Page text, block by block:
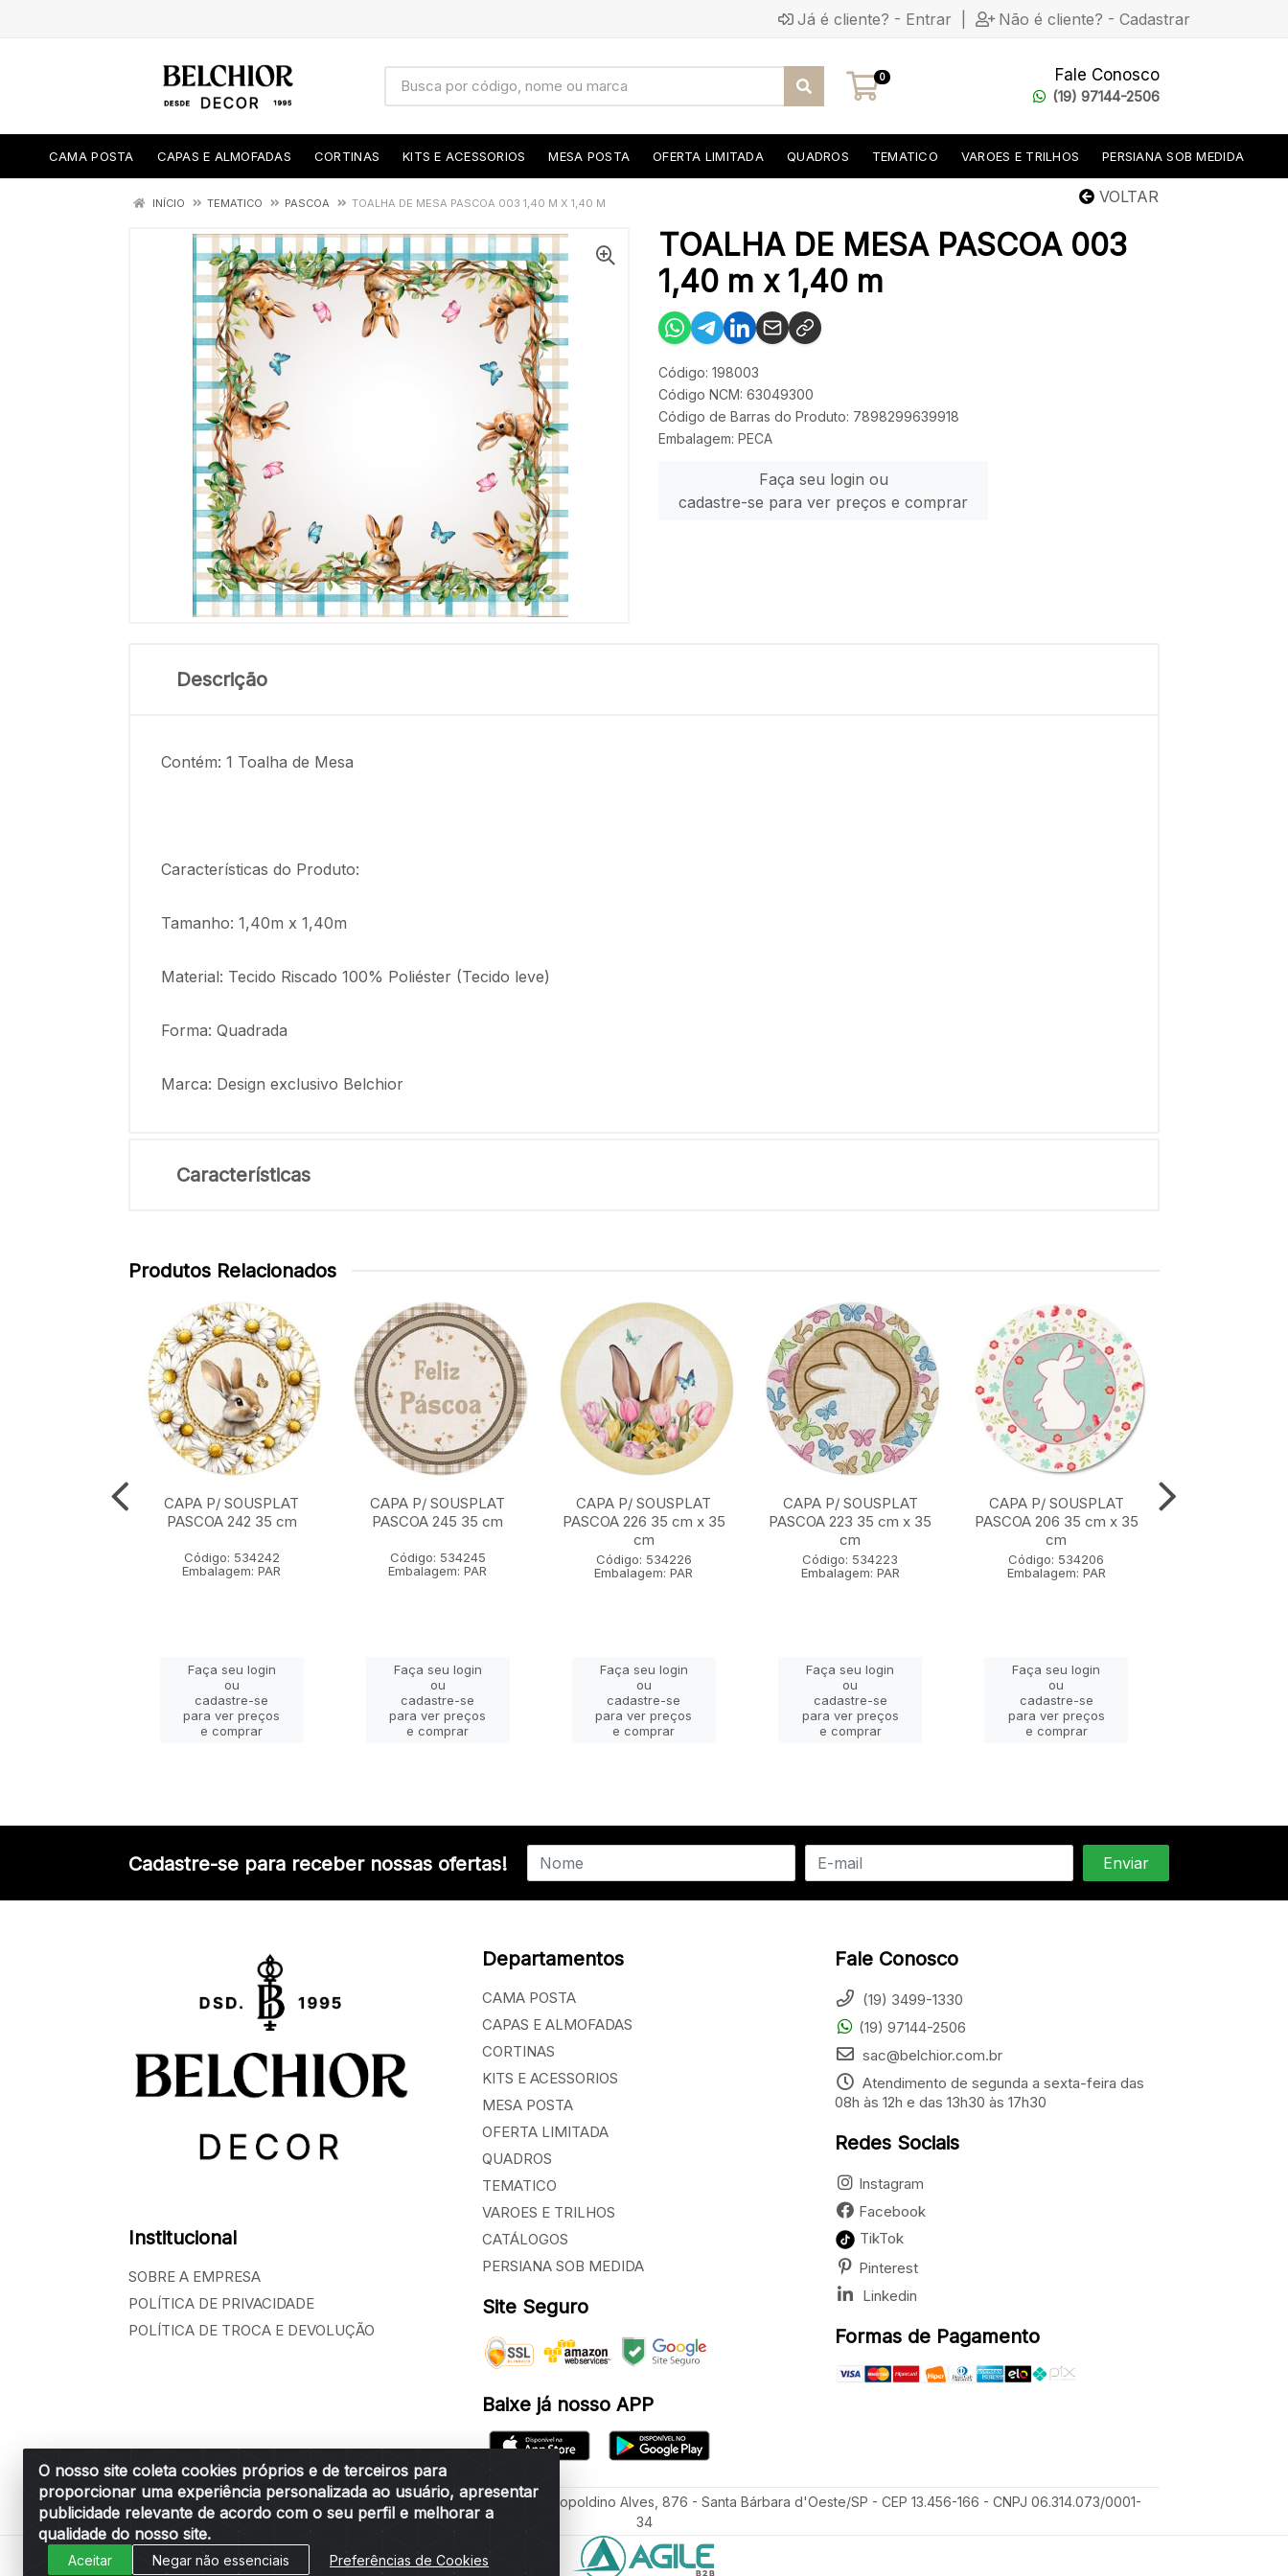
Já é cliente? - Entrar Não é cliente? - Cadastrar
0 Fale Conosco
(19) 97144-2506
CAMA POSTA CAPAS E ALMOFADAS CORTINAS KITS E ACESSORIOS MESA POSTA OFERTA LIMITADA QUADROS TEMATICO VAROES E TRILHOS PERSIANA SOB MEDIDA
VOLTAR
INÍCIO TEMATICO PASCOA TOALHA DE MESA PASCOA 003 1,40 M X 1,40 M
TOALHA DE MESA PASCOA 003
1,40 m x 1,40 m
Código: 198003
Código NCM: 63049300
Código de Barras do Produto: 7898299639918
Embalagem: PECA
Faça seu login ou
cadastre-se para ver preços e comprar
Descrição
Contém: 1 Toalha de Mesa
Características do Produto:
Tamanho: 1,40m x 1,40m
Material: Tecido Riscado 100% Poliéster (Tecido leve)
Forma: Quadrada
Marca: Design exclusivo Belchior
Características
Produtos Relacionados
CAPA P/ SOUSPLAT
PASCOA 242 35 cm
Código: 534242
Embalagem: PAR
Faça seu login
ou
cadastre-se
para ver preços
e comprar
CAPA P/ SOUSPLAT
PASCOA 245 35 cm
Código: 534245
Embalagem: PAR
Faça seu login
ou
cadastre-se
para ver preços
e comprar
CAPA P/ SOUSPLAT
PASCOA 226 35 cm x 35
cm
Código: 534226
Embalagem: PAR
Faça seu login
ou
cadastre-se
para ver preços
e comprar
CAPA P/ SOUSPLAT
PASCOA 223 35 cm x 35
cm
Código: 534223
Embalagem: PAR
Faça seu login
ou
cadastre-se
para ver preços
e comprar
CAPA P/ SOUSPLAT
PASCOA 206 35 cm x 35
cm
Código: 534206
Embalagem: PAR
Faça seu login
ou
cadastre-se
para ver preços
e comprar
O nosso site coleta cookies próprios e de terceiros para
proporcionar uma experiência personalizada ao usuário, apresentar
publicidade relevante de acordo com o seu perfil e melhorar a
qualidade do nosso site.
Aceitar Negar não essenciais Preferências de Cookies
Cadastre-se para receber nossas ofertas!
Institucional
SOBRE A EMPRESA
POLÍTICA DE PRIVACIDADE
POLÍTICA DE TROCA E DEVOLUÇÃO
Departamentos
CAMA POSTA
CAPAS E ALMOFADAS
CORTINAS
KITS E ACESSORIOS
MESA POSTA
OFERTA LIMITADA
QUADROS
TEMATICO
VAROES E TRILHOS
CATÁLOGOS
PERSIANA SOB MEDIDA
Site Seguro
Baixe já nosso APP
Fale Conosco
(19) 3499-1330
(19) 97144-2506
sac@belchior.com.br
Atendimento de segunda a sexta-feira das
08h às 12h e das 13h30 às 17h30
Redes Sociais
Instagram
Facebook
TikTok
Pinterest
Linkedin
Formas de Pagamento
Belchior Cortinas e Acessórios LTDA - R: Rua Vereador Sérgio Leopoldino Alves, 876 - Santa Bárbara d'Oeste/SP - CEP 13.456-166 - CNPJ 06.314.073/0001-
34